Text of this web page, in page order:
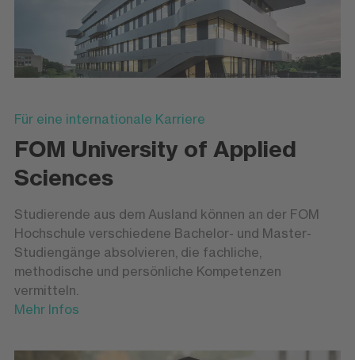
Für eine internationale Karriere
FOM University of Applied
Sciences
Studierende aus dem Ausland können an der FOM
Hochschule verschiedene Bachelor- und Master-
Studiengänge absolvieren, die fachliche,
methodische und persönliche Kompetenzen
vermitteln.
Mehr Infos